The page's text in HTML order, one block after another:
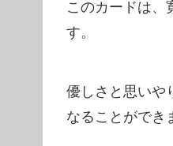
このカードは、
す。
優しさと思いや
なることができ